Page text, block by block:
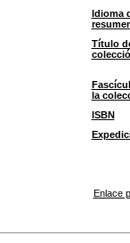
Idioma
Título
la
ISBN
Enlace